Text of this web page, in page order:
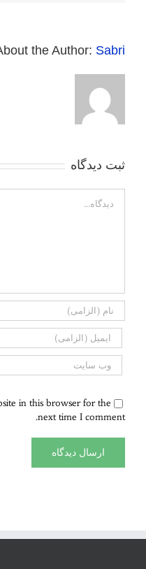
the Author: Sabri
ثبت ديدگاه
in this browser for the
next time I comment.